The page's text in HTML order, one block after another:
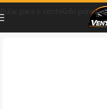
Pular para o conteúdo principal